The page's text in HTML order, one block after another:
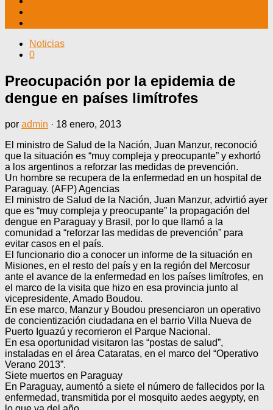
Noticias
0
Preocupación por la epidemia de
dengue en países limítrofes
por admin · 18 enero, 2013
El ministro de Salud de la Nación, Juan Manzur, reconoció
que la situación es “muy compleja y preocupante” y exhortó
a los argentinos a reforzar las medidas de prevención.
Un hombre se recupera de la enfermedad en un hospital de
Paraguay. (AFP) Agencias
El ministro de Salud de la Nación, Juan Manzur, advirtió ayer
que es “muy compleja y preocupante” la propagación del
dengue en Paraguay y Brasil, por lo que llamó a la
comunidad a “reforzar las medidas de prevención” para
evitar casos en el país.
El funcionario dio a conocer un informe de la situación en
Misiones, en el resto del país y en la región del Mercosur
ante el avance de la enfermedad en los países limítrofes, en
el marco de la visita que hizo en esa provincia junto al
vicepresidente, Amado Boudou.
En ese marco, Manzur y Boudou presenciaron un operativo
de concientización ciudadana en el barrio Villa Nueva de
Puerto Iguazú y recorrieron el Parque Nacional.
En esa oportunidad visitaron las “postas de salud”,
instaladas en el área Cataratas, en el marco del “Operativo
Verano 2013”.
Siete muertos en Paraguay
En Paraguay, aumentó a siete el número de fallecidos por la
enfermedad, transmitida por el mosquito aedes aegypty, en